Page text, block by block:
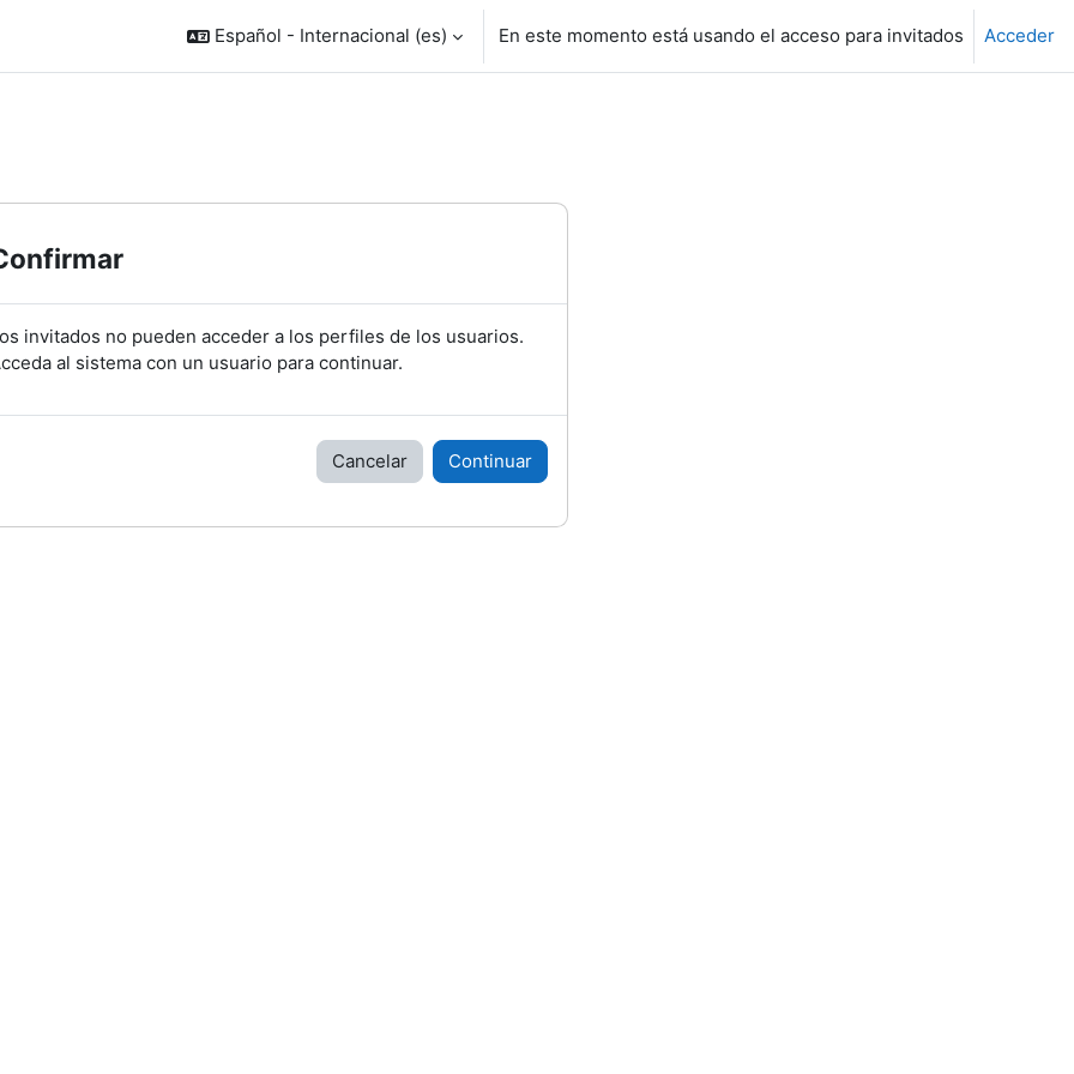
Español - Internacional ‎(es)‎ En este momento está usando el acceso para invitados Acceder
invitados no pueden acceder a los perfiles de los usuarios.
al sistema con un usuario para continuar.
Cancelar Continuar